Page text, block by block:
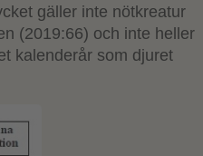
gäller inte nötkreatur
(2019:66) och inte heller
kalenderår som djuret